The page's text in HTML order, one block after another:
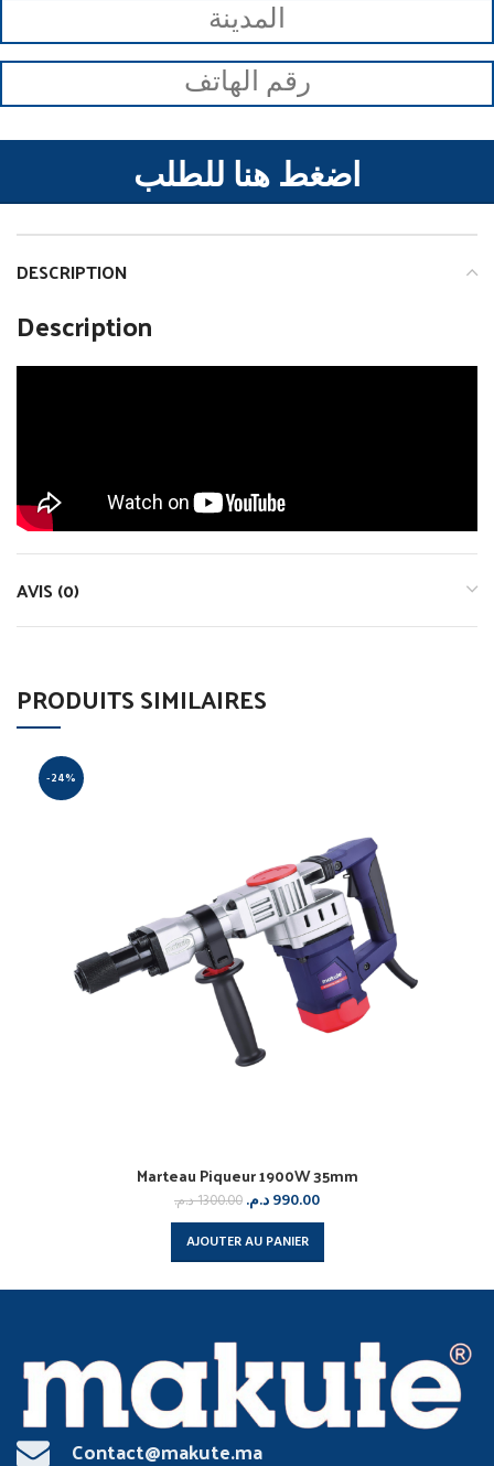
اضغط هنا للطلب
DESCRIPTION
Description
AVIS (0)
PRODUITS SIMILAIRES
-24%
Marteau Piqueur 1900W 35mm
1300.00د.م. 990.00د.م.
AJOUTER AU PANIER
Contact@makute.ma